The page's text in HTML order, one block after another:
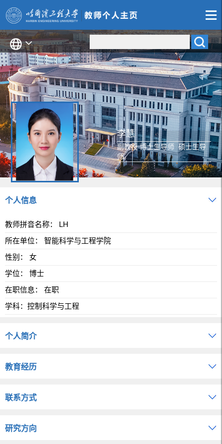
李慧
副教授 博士生导师 硕士生导
师
个人信息
教师拼音名称： LH
所在单位： 智能科学与工程学院
性别： 女
学位： 博士
在职信息： 在职
学科：控制科学与工程
个人简介
教育经历
联系方式
研究方向